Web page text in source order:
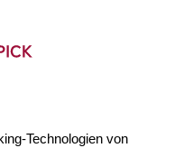
Technologien von
Bildgalerie springen
Zum Anfang der